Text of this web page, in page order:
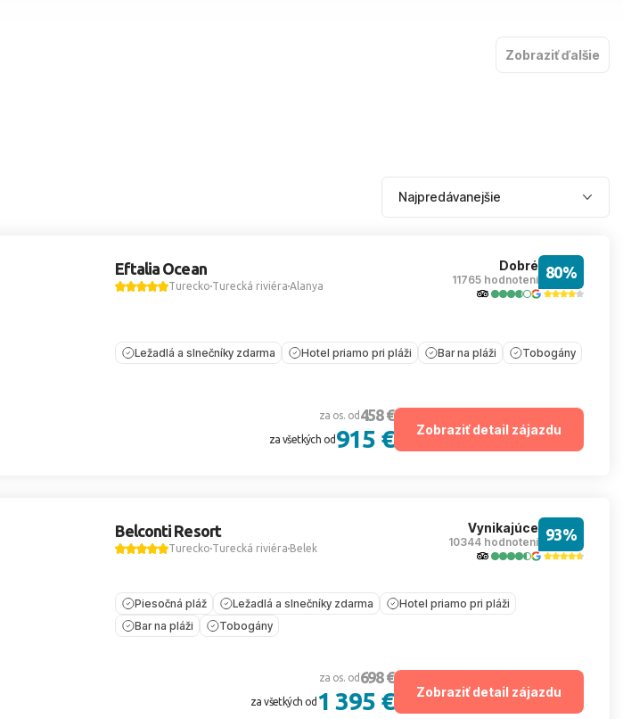
Zobraziť ďalšie
Eftalia Ocean
TureckoTurecká riviéraAlanya
Dobré
11765 hodnotení 80%
Ležadlá a slnečníky zdarma Hotel priamo pri pláži Bar na pláži Tobogány
za os. od 458 €
za všetkých od 915 € Zobraziť detail zájazdu
Belconti Resort
TureckoTurecká riviéraBelek
Vynikajúce
10344 hodnotení 93%
Piesočná pláž Ležadlá a slnečníky zdarma
Hotel priamo pri pláži
Bar na pláži
Tobogány
za os. od 698 €
za všetkých od 1 395 € Zobraziť detail zájazdu